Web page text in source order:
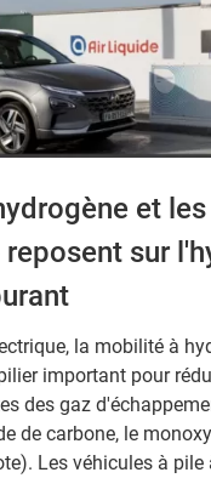
et
sur
la mobilité à
important pour
des gaz
de carbone, le
Les véhicules à